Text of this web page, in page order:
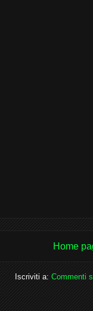
Home
Iscriviti a: Commenti